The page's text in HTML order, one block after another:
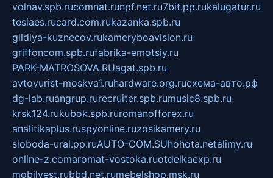
volnav.spb.rucomnat.runpf.net.ru7bit.pp.rukalugatur.ru
tesiaes.rucard.com.rukazanka.spb.ru
gildiya-kuznecov.rukameryboavision.ru
griffoncom.spb.rufabrika-emotsiy.ru
PARK-MATROSOVA.RUagat.spb.ru
avtoyurist-moskva1.ruhardware.org.ruсхема-авто.рф
dg-lab.ruangrup.rurecruiter.spb.rumusic8.spb.ru
krsk124.rukubok.spb.ruromanofforex.ru
analitikaplus.ruspyonline.ruzosikamery.ru
sloboda-ural.pp.ruAUTO-COM.SUhohota.netalimy.ru
online-z.comaromat-vostoka.ruotdelkaexp.ru
mobilvest.rubbd.net.rumebelshop.msk.ru